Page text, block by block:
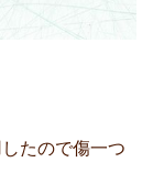
たので傷一つ